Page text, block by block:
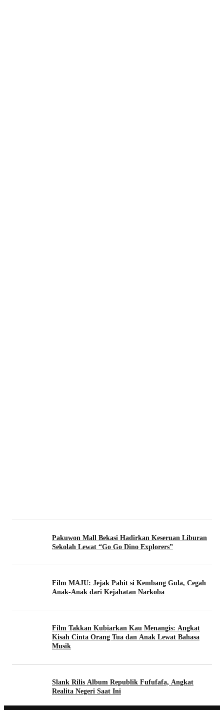
Pakuwon Mall Bekasi Hadirkan Keseruan Liburan
Sekolah Lewat “Go Go Dino Explorers”
Film MAJU: Jejak Pahit si Kembang Gula, Cegah
Anak-Anak dari Kejahatan Narkoba
Film Takkan Kubiarkan Kau Menangis: Angkat
Kisah Cinta Orang Tua dan Anak Lewat Bahasa
Musik
Slank Rilis Album Republik Fufufafa, Angkat
Realita Negeri Saat Ini